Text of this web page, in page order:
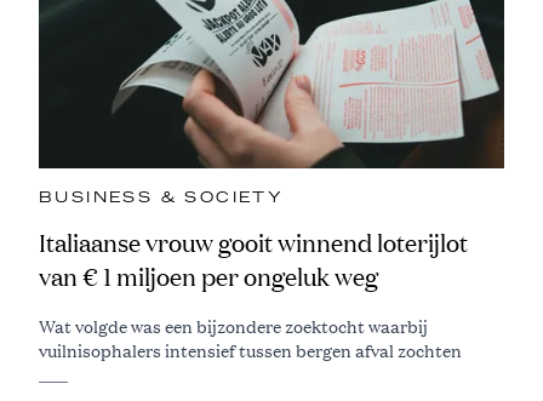
BUSINESS & SOCIETY
Italiaanse vrouw gooit winnend loterijlot
van € 1 miljoen per ongeluk weg
Wat volgde was een bijzondere zoektocht waarbij
vuilnisophalers intensief tussen bergen afval zochten